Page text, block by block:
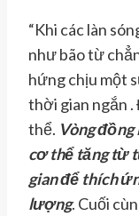
“Khi các làn
như bão từ
hứng chịu một
thời gian ngắn .
thể. Vòng
cơ thể tăng từ
gian để thích
lượng. Cuối